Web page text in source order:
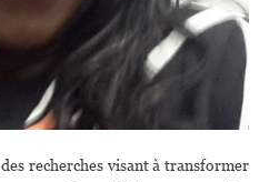
recherches visant à transformer